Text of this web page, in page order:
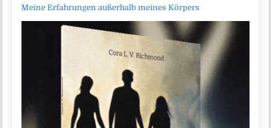
Meine Erfahrungen außerhalb meines Körpers